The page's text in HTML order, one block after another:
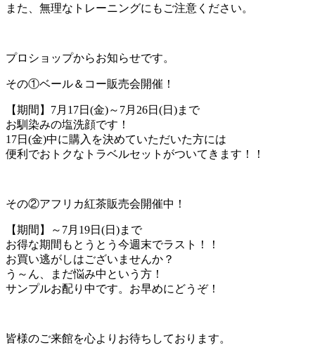
また、無理なトレーニングにもご注意ください。
プロショップからお知らせです。
その①ベール＆コー販売会開催！
【期間】7月17日(金)～7月26日(日)まで
お馴染みの塩洗顔です！
17日(金)中に購入を決めていただいた方には
便利でおトクなトラベルセットがついてきます！！
その②アフリカ紅茶販売会開催中！
【期間】～7月19日(日)まで
お得な期間もとうとう今週末でラスト！！
お買い逃がしはございませんか？
う～ん、まだ悩み中という方！
サンプルお配り中です。お早めにどうぞ！
皆様のご来館を心よりお待ちしております。